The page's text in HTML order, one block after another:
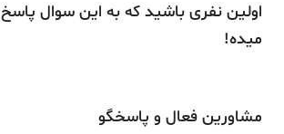
اولین نفری باشید که به این سوال پاسخ
میده!
مشاورین فعال و پاسخگو